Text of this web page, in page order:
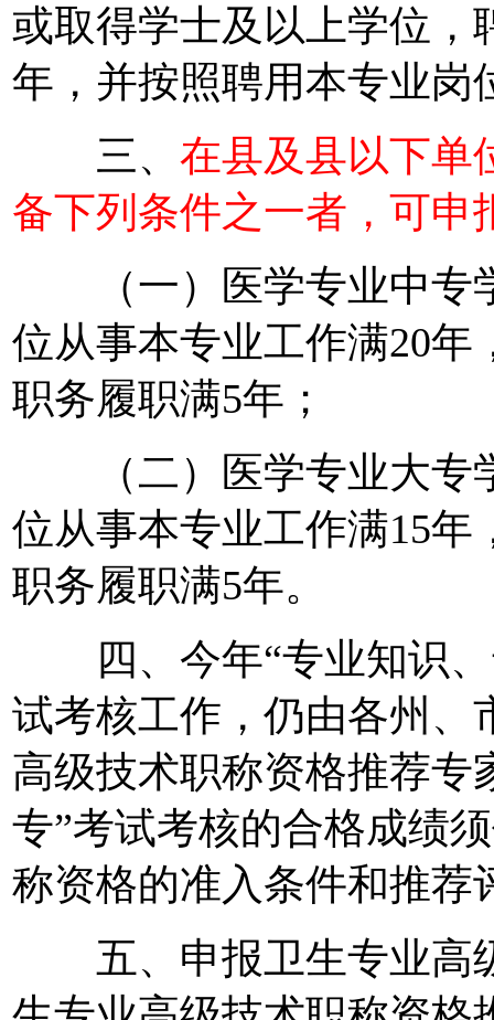
或取得学士及以上学位，
年，并按照聘用本专业岗
三、 在县及县以下单
备下列条件之一者，可申
（一）医学专业中专
位从事本专业工作满20
职务履职满5年；
（二）医学专业大专
位从事本专业工作满15
职务履职满5年。
四、今年“专业知识、
试考核工作，仍由各州、
高级技术职称资格推荐专
专”考试考核的合格成绩
称资格的准入条件和推荐
五、申报卫生专业高